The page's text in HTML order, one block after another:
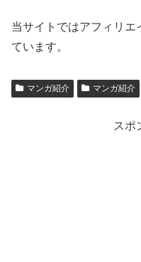
当サイトではアフィリエ
ています。
マンガ紹介 マンガ紹介
スポ